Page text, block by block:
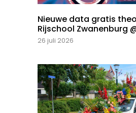
Nieuwe data gratis
Rijschool Zwanenburg
26 juli 2026